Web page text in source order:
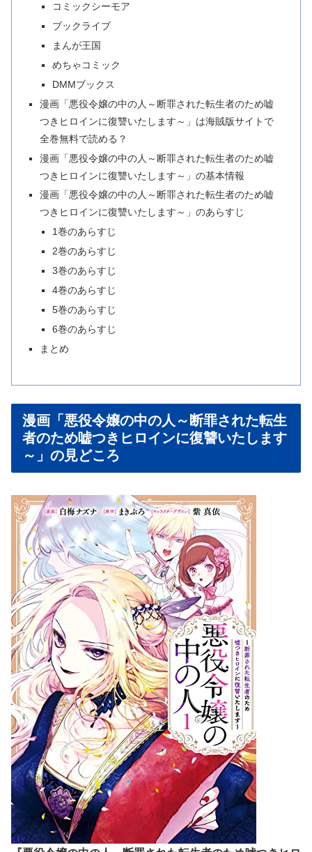
コミックシーモア
ブックライブ
まんが王国
めちゃコミック
DMMブックス
漫画「悪役令嬢の中の人～断罪された転生者のため嘘
つきヒロインに復讐いたします～」は海賊版サイトで
全巻無料で読める？
漫画「悪役令嬢の中の人～断罪された転生者のため嘘
つきヒロインに復讐いたします～」の基本情報
漫画「悪役令嬢の中の人～断罪された転生者のため嘘
つきヒロインに復讐いたします～」のあらすじ
1巻のあらすじ
2巻のあらすじ
3巻のあらすじ
4巻のあらすじ
5巻のあらすじ
6巻のあらすじ
まとめ
漫画「悪役令嬢の中の人～断罪された転生
者のため嘘つきヒロインに復讐いたします
～」の見どころ